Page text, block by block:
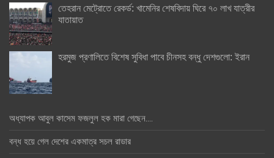
তেহরান মেট্রোতে রেকর্ড: খামেনির শেষবিদায় ঘিরে ৭০ লাখ যাত্রীর
যাতায়াত
হরমুজ প্রণালিতে বিশেষ সুবিধা পাবে চীনসহ বন্ধু দেশগুলো: ইরান
অধ্যাপক আবুল কাসেম ফজলুল হক মারা গেছেন….
বন্ধ হয়ে গেল দেশের একমাত্র সচল রাডার